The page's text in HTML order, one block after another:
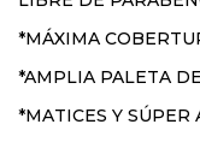
*MÁXIMA
*AMPLIA PALETA
*MATICES Y SÚPER